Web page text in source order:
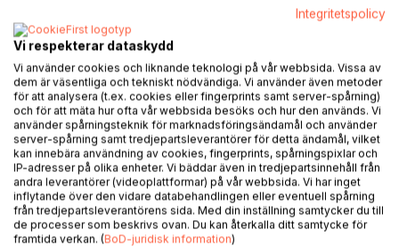
Morden på Grytö" av Stellan Stái är en kriminalroman som
följer polisen Robin Rosén och hans kollegor när de utreder
ett brutalt mord på den avlägsna ön Grytö.
När en ung kvinnas kropp hittas i skogen med flera
knivstick,
inser de att de står inför ett farligt fall. Med hjälp av sin
nyfunna
kärlek Tindra och ett team av poliser försöker Robin hitta
ledtrådar och förstå motivet bakom mordet. Under
utredningen
avslöjas mörka hemligheter och komplicerade relationer,
vilket leder dem djupare in i öns mysterier. Boken
Integritetspolicy
Vi respekterar dataskydd
Vi använder cookies och liknande teknologi på vår webbsida. Vissa av
dem är väsentliga och tekniskt nödvändiga. Vi använder även metoder
för att analysera (t.ex. cookies eller fingerprints samt server-spårning)
och för att mäta hur ofta vår webbsida besöks och hur den används. Vi
använder spårningsteknik för marknadsföringsändamål och använder
server-spårning samt tredjepartsleverantörer för detta ändamål, vilket
kan innebära användning av cookies, fingerprints, spårningspixlar och
IP-adresser på olika enheter. Vi bäddar även in tredjepartsinnehåll från
andra leverantörer (videoplattformar) på vår webbsida. Vi har inget
inflytande över den vidare databehandlingen eller eventuell spårning
från tredjepartsleverantörens sida. Med din inställning samtycker du till
de processer som beskrivs ovan. Du kan återkalla ditt samtycke för
framtida verkan. (BoD-juridisk information)